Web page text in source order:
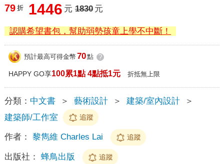
79 折 1446 元 1830 元
認購希望書包，幫助弱勢孩童上學不中斷！
預計最高可得金幣 70點 ?
HAPPY GO享100累1點 4點抵1元 折抵無上限
分類： 中文書 ＞ 藝術設計 ＞ 建築/室內設計
＞
建築師/工作室
追蹤
作者： 黎雋維 Charles Lai 追蹤
出版社： 蜂鳥出版 追蹤